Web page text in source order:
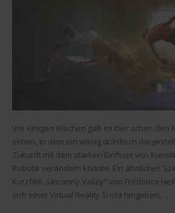
Vor einigen Wochen gab es hier schon den
sehen, in dem ein wenig drastisch
Zukunft mit dem starken Einfluss von
Robotik verändern könnte. Ein ähnliches
Kurzfilm „Uncanny Valley“ von Frederico
sich einer Virtual Reality Sucht hingeben,…